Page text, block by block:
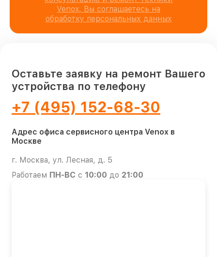
Venox, Вы соглашаетесь на
обработку персональных данных
Оставьте заявку на ремонт Вашего
устройства по телефону
+7 (495) 152-68-30
Адрес офиса сервисного центра Venox в
Москве
г. Москва, ул. Лесная, д. 5
Работаем ПН-ВС с 10:00 до 21:00